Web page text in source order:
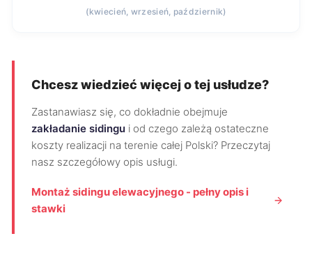
(kwiecień, wrzesień, październik)
Chcesz wiedzieć więcej o tej usłudze?
Zastanawiasz się, co dokładnie obejmuje
zakładanie sidingu i od czego zależą ostateczne
koszty realizacji na terenie całej Polski? Przeczytaj
nasz szczegółowy opis usługi.
Montaż sidingu elewacyjnego - pełny opis i
stawki